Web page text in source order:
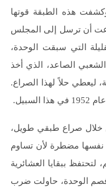
مهد لها. فطبقة الفلاحين كانت قد أخذت تُجابه بقوة الإقطاع في سورية، منذ عام ١٩٥٤، وكشفت هذه الطبقة قوتها
أن ترسل إلى المجلس
التي سبقت الوحدة،
الصاعد، الذي أخذ
ليعطي حلاً لهذا الصراع.
خلال صراع طبقي طويل،
نفسها مضطرة لأن تساوم
ببقايا العشائرية
فصم الوحدة، حاولت ضرب